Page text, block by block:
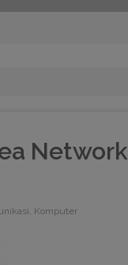
Network
Komputer